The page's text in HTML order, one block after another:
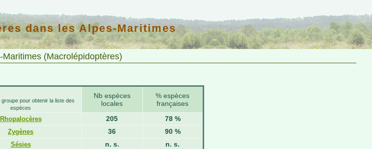
dans les Alpes-Maritimes
(Macrolépidoptères)
pour obtenir la liste des
espèces
Nb espèces
locales
% espèces
françaises
Rhopalocères 205 78 %
Zygènes 36 90 %
Sésies n. s. n. s.